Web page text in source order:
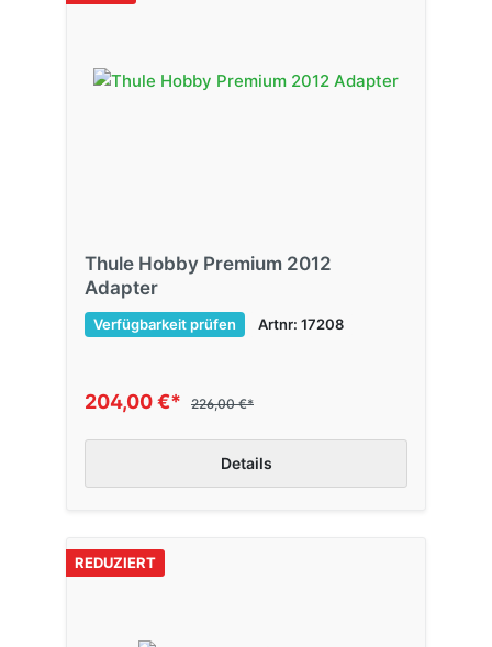
Thule Hobby Premium 2012
Adapter
Verfügbarkeit prüfen Artnr: 17208
204,00 €* 226,00 €*
Details
REDUZIERT